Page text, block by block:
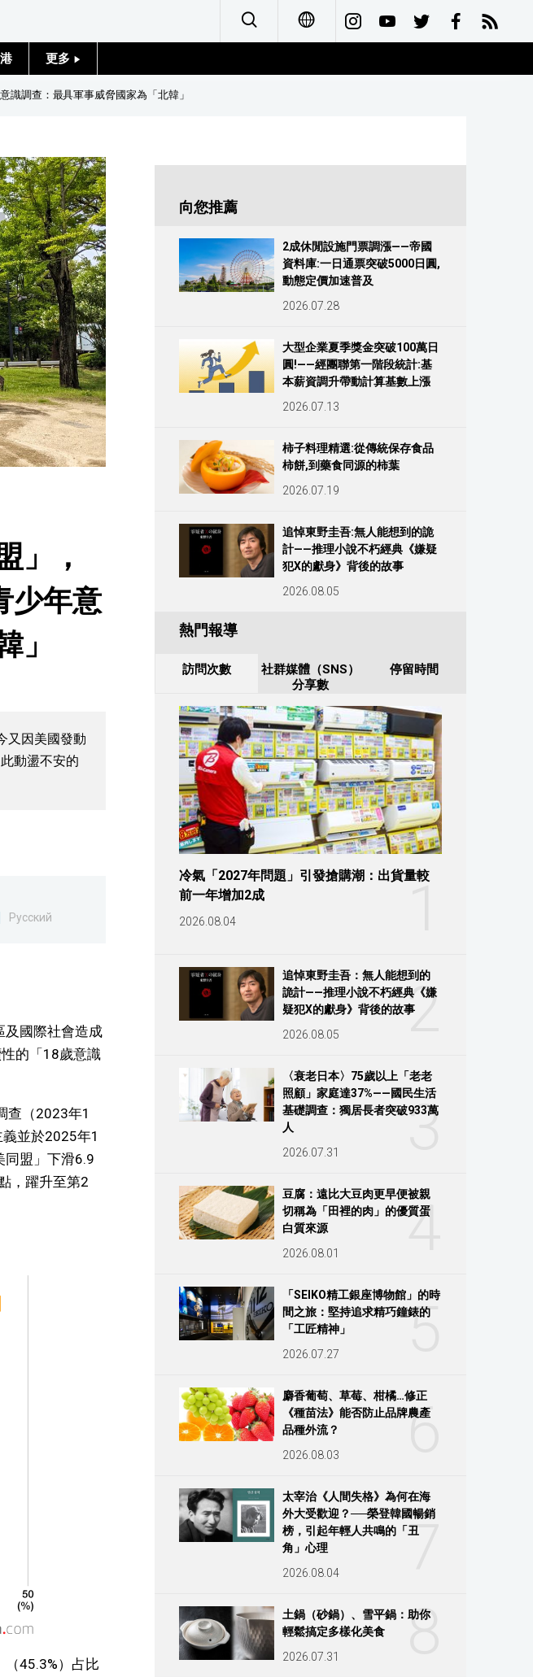
العربية
Русский
更多
人物訪談
政治外交
社會
財經
文化
科學技術
生活
運動
東京
調查：最具軍事威脅國家為「北韓」
」，
少年意
」
又因美國發動
動盪不安的
Русский
及國際社會造成
的「18歲意識
查（2023年1
並於2025年1
同盟」下滑6.9
，躍升至第2
45.3%）占比
向您推薦
2成休閒設施門票調漲——帝國
資料庫:一日通票突破5000日圓,
動態定價加速普及
2026.07.28
大型企業夏季獎金突破100萬日
圓!——經團聯第一階段統計:基
本薪資調升帶動計算基數上漲
2026.07.13
柿子料理精選:從傳統保存食品
柿餅,到藥食同源的柿葉
2026.07.19
追悼東野圭吾:無人能想到的詭
計——推理小說不朽經典《嫌疑
犯X的獻身》背後的故事
2026.08.05
熱門報導
訪問次數
社群媒體（SNS）
分享數
停留時間
冷氣「2027年問題」引發搶購潮：出貨量較
前一年增加2成
2026.08.04
2
追悼東野圭吾：無人能想到的
詭計——推理小說不朽經典《嫌
疑犯X的獻身》背後的故事
2026.08.05
3
〈衰老日本〉75歲以上「老老
照顧」家庭達37%——國民生活
基礎調查：獨居長者突破933萬
人
2026.07.31
4
豆腐：遠比大豆肉更早便被親
切稱為「田裡的肉」的優質蛋
白質來源
2026.08.01
5
「SEIKO精工銀座博物館」的時
間之旅：堅持追求精巧鐘錶的
「工匠精神」
2026.07.27
6
麝香葡萄、草莓、柑橘…修正
《種苗法》能否防止品牌農產
品種外流？
2026.08.03
7
太宰治《人間失格》為何在海
外大受歡迎？──榮登韓國暢銷
榜，引起年輕人共鳴的「丑
角」心理
2026.08.04
8
土鍋（砂鍋）、雪平鍋：助你
輕鬆搞定多樣化美食
2026.07.31